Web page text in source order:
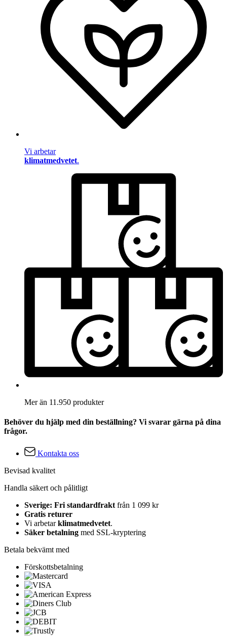
Vi arbetar
klimatmedvetet.
Mer än 11.950 produkter
Behöver du hjälp med din beställning? Vi svarar gärna på dina
frågor.
Kontakta oss
Bevisad kvalitet
Handla säkert och pålitligt
Sverige: Fri standardfrakt från 1 099 kr
Gratis returer
Vi arbetarklimatmedvetet.
Säker betalning med SSL-kryptering
Betala bekvämt med
Förskottsbetalning